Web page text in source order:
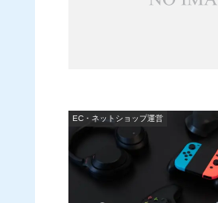
EC・ネットショップ運営